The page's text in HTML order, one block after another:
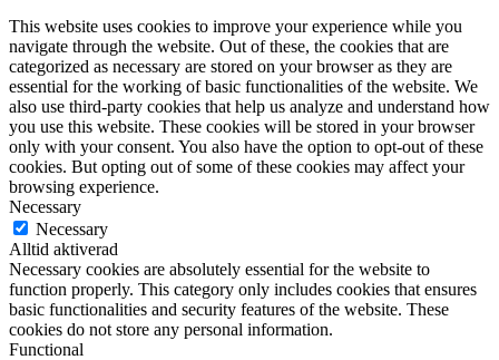
This website uses cookies to improve your experience while you
navigate through the website. Out of these, the cookies that are
categorized as necessary are stored on your browser as they are
essential for the working of basic functionalities of the website. We
also use third-party cookies that help us analyze and understand how
you use this website. These cookies will be stored in your browser
only with your consent. You also have the option to opt-out of these
cookies. But opting out of some of these cookies may affect your
browsing experience.
Necessary
Necessary
Alltid aktiverad
Necessary cookies are absolutely essential for the website to
function properly. This category only includes cookies that ensures
basic functionalities and security features of the website. These
cookies do not store any personal information.
Functional